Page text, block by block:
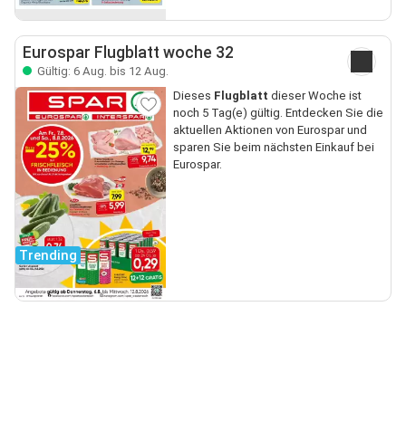
Eurospar Flugblatt woche 32
Gültig: 6 Aug. bis 12 Aug.
Trending
Dieses Flugblatt dieser Woche ist
noch 5 Tag(e) gültig. Entdecken Sie die
aktuellen Aktionen von Eurospar und
sparen Sie beim nächsten Einkauf bei
Eurospar.